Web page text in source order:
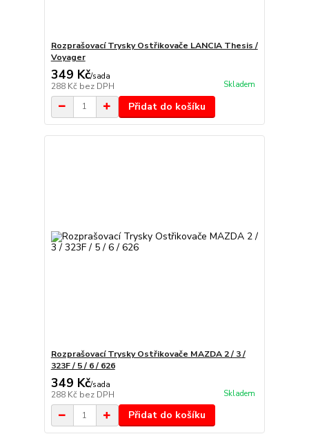
Rozprašovací Trysky Ostřikovače LANCIA Thesis /
Voyager
349 Kč/sada
288 Kč bez DPH Skladem
Přidat do košíku
Rozprašovací Trysky Ostřikovače MAZDA 2 / 3 /
323F / 5 / 6 / 626
349 Kč/sada
288 Kč bez DPH Skladem
Přidat do košíku